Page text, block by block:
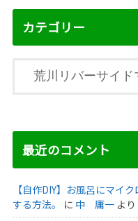
カテゴリー
最近のコメント
【自作DIY】お風呂にマイ
する方法。
に 中 庸一より